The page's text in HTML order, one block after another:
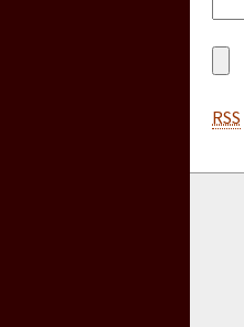
RSS